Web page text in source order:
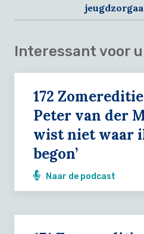
Interessant voor u
172
Peter van der
wist niet waar
begon’
Naar de podcast